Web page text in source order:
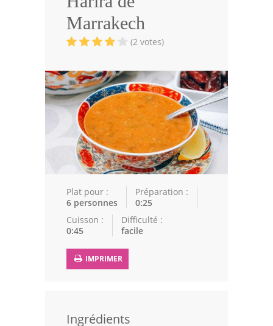
Volailles
Cuisines Orientales
Recettes marocaine
Cuisine Algérienne
Cuisine Tunisienne
Cuisine Juive
Cuisine Libanaise
Astuces de cuisine
Fêtes Religieuses
Marrakech
(2 votes)
Plat pour :
6 personnes
Préparation :
0:25
Cuisson :
0:45
Difficulté :
facile
IMPRIMER
Ingrédients